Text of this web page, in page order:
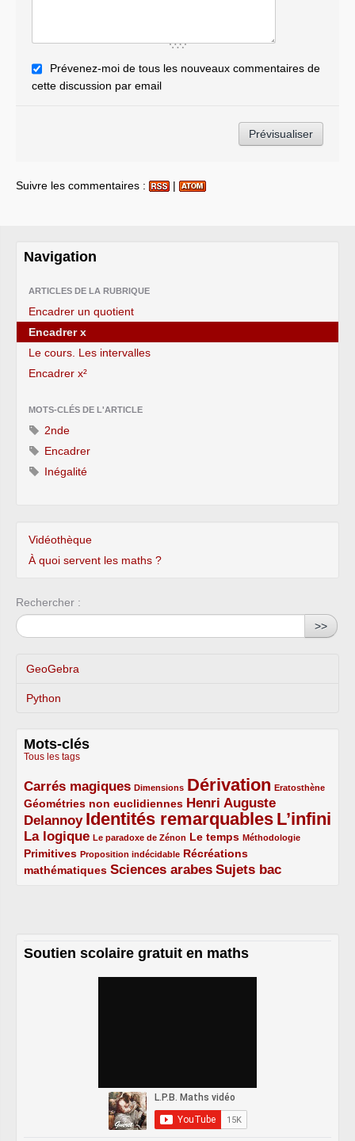
Prévenez-moi de tous les nouveaux commentaires de
cette discussion par email
Suivre les commentaires : |
Navigation
ARTICLES DE LA RUBRIQUE
Encadrer un quotient
Encadrer x
Le cours. Les intervalles
Encadrer x²
MOTS-CLÉS DE L'ARTICLE
2nde
Encadrer
Inégalité
Vidéothèque
À quoi servent les maths ?
Rechercher :
>>
GeoGebra
Python
Mots-clés
Tous les tags
Carrés magiques
3/5 Dimensions
1/5 Dérivation
5/5 Eratosthène
1/5
Géométries non euclidiennes
2/5
Henri Auguste
Delannoy
3/5 Identités remarquables
5/5 L’infini
5/5
La logique
3/5 Le paradoxe de Zénon
1/5 Le temps
2/5 Méthodologie
1/5
Primitives
2/5 Proposition indécidable
1/5
Récréations
mathématiques
2/5 Sciences arabes
3/5 Sujets bac
3/5
Soutien scolaire gratuit en maths